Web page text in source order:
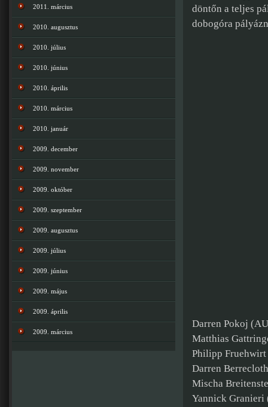
döntőn a teljes
dobogóra
Darren Pokoj
Matthias
Philipp
Darren
Mischa
Yannick Granieri
2011. március
2010. augusztus
2010. július
2010. június
2010. április
2010. március
2010. január
2009. december
2009. november
2009. október
2009. szeptember
2009. augusztus
2009. július
2009. június
2009. május
2009. április
2009. március